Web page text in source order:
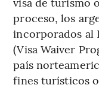
proceso, los
incorporados al
(Visa Waiver
país
fines turísticos